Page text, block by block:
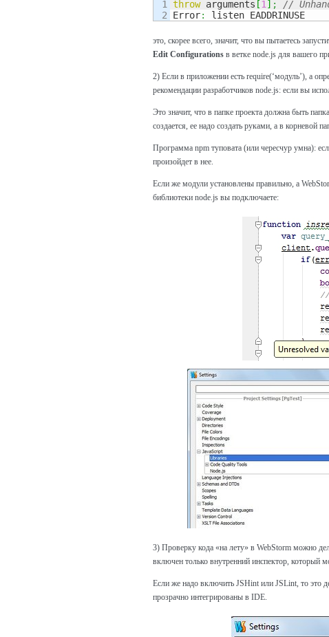
1 throw arguments [1] ;
//
Error: listen EADDRINUSE
это, скорее всего, значит, что вы пытаетесь
Edit Configurations в ветке node.js для вашего
2) Если в приложении есть require(‘модуль’), а
рекомендации разработчиков node.js: если вы
Это значит, что в папке проекта должна быть
создается, ее надо создать руками, а в корневой
Программа npm туповата (или чересчур умна):
произойдет в нее.
Если же модули установлены правильно, а
библиотеки node.js вы подключаете:
3) Проверку кода «на лету» в WebStorm можно
включен только внутренний инспектор, который
Если же надо включить JSHint или JSLint, то это
прозрачно интегрированы в IDE.